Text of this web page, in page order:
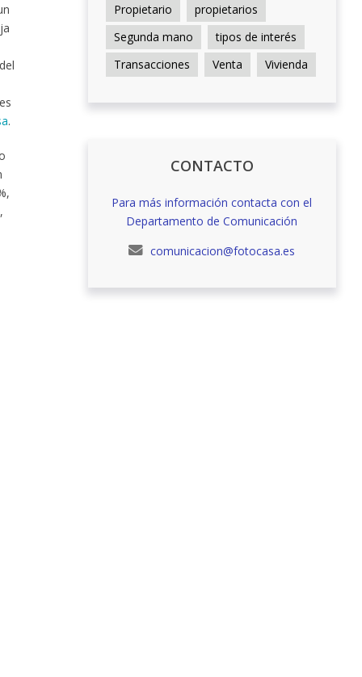
.
Propietario
propietarios
Segunda mano
tipos de interés
Transacciones
Venta Vivienda
CONTACTO
Para más información contacta con el
Departamento de Comunicación
comunicacion@fotocasa.es